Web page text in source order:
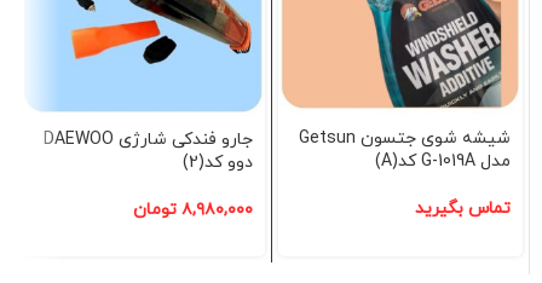
شیشه شوی جتسون Getsun
مدل G-1019A کد(A)
تماس بگیرید
جارو فندکی شارژی DAEWOO
دوو کد(2)
۸,۹۸۰,۰۰۰ تومان